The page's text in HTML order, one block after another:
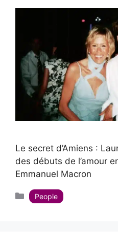
Le secret d’Amiens :
des débuts de l’amour
Emmanuel Macron
Catégories
People